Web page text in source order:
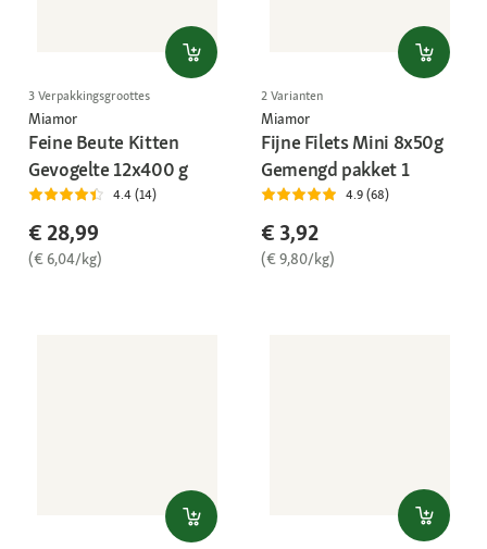
3 Verpakkingsgroottes
Miamor
Feine Beute Kitten
Gevogelte 12x400 g
4.4 (14)
€ 28,99
(€ 6,04/kg)
2 Varianten
Miamor
Fijne Filets Mini 8x50g
Gemengd pakket 1
4.9 (68)
€ 3,92
(€ 9,80/kg)